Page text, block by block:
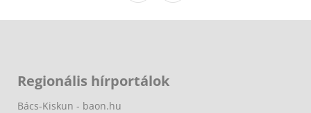
Regionális hírportálok
Bács-Kiskun - baon.hu